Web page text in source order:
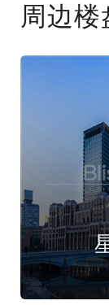
周边楼